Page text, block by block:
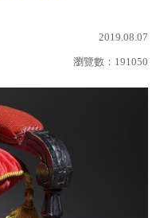
2019.08.07
瀏覽數： 191050